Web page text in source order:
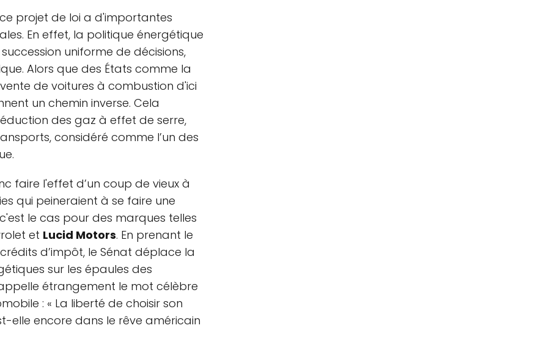
projet de loi a d'importantes
En effet, la politique énergétique
uniforme de décisions,
Alors que des États comme la
de voitures à combustion d'ici
un chemin inverse. Cela
des gaz à effet de serre,
considéré comme l’un des
faire l'effet d’un coup de vieux à
qui peineraient à se faire une
le cas pour des marques telles
et Lucid Motors. En prenant le
d’impôt, le Sénat déplace la
sur les épaules des
étrangement le mot célèbre
: « La liberté de choisir son
elle encore dans le rêve américain